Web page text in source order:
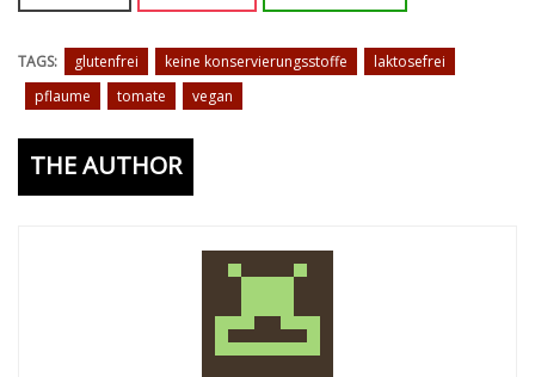
TAGS: glutenfrei keine konservierungsstoffe
laktosefrei
pflaume
tomate vegan
THE AUTHOR